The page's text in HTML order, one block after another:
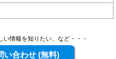
情報を知りたい、など・・・